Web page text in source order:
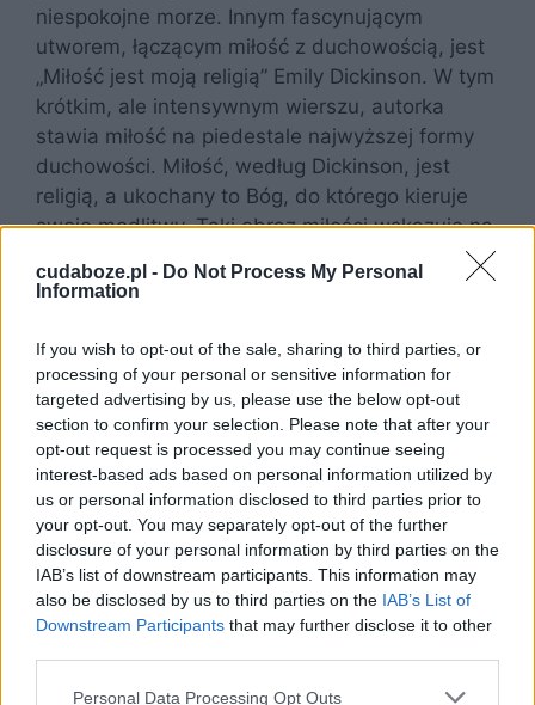
cudaboze.pl - Do Not Process My Personal
Information
If you wish to opt-out of the sale, sharing to third parties, or
processing of your personal or sensitive information for
targeted advertising by us, please use the below opt-out
section to confirm your selection. Please note that after your
opt-out request is processed you may continue seeing
interest-based ads based on personal information utilized by
us or personal information disclosed to third parties prior to
your opt-out. You may separately opt-out of the further
disclosure of your personal information by third parties on the
IAB’s list of downstream participants. This information may
also be disclosed by us to third parties on the IAB’s List of
Downstream Participants that may further disclose it to other
Personal Data Processing Opt Outs
niespokojne morze. Innym fascynującym
utworem, łączącym miłość z duchowością, jest
„Miłość jest moją religią” Emily Dickinson. W tym
krótkim, ale intensywnym wierszu, autorka
stawia miłość na piedestale najwyższej formy
duchowości. Miłość, według Dickinson, jest
religią, a ukochany to Bóg, do którego kieruje
swoje modlitwy. Taki obraz miłości wskazuje na
bliski związek między uczuciem romantycznym
a wiarą.